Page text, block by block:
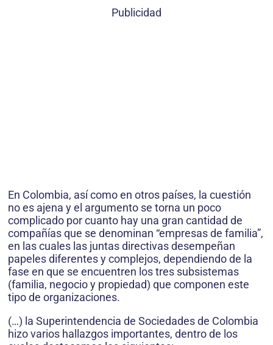
Publicidad
En Colombia, así como en otros países, la cuestión
no es ajena y el argumento se torna un poco
complicado por cuanto hay una gran cantidad de
compañías que se denominan “empresas de familia”,
en las cuales las juntas directivas desempeñan
papeles diferentes y complejos, dependiendo de la
fase en que se encuentren los tres subsistemas
(familia, negocio y propiedad) que componen este
tipo de organizaciones.
(…) la Superintendencia de Sociedades de Colombia
hizo varios hallazgos importantes, dentro de los